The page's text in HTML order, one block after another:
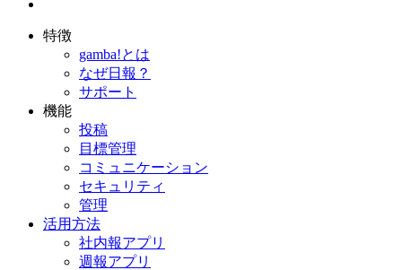
特徴
gamba!とは
なぜ日報？
サポート
機能
投稿
目標管理
コミュニケーション
セキュリティ
管理
活用方法
社内報アプリ
週報アプリ